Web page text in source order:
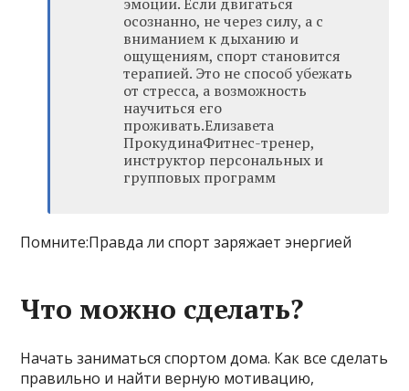
осознанно, не через силу, а с
вниманием к дыханию и
ощущениям, спорт становится
терапией. Это не способ убежать
от стресса, а возможность
научиться его
проживать.Елизавета
ПрокудинаФитнес-тренер,
инструктор персональных и
групповых программ
Помните:Правда ли спорт заряжает энергией
Что можно сделать?
Начать заниматься спортом дома. Как все сделать
правильно и найти верную мотивацию,